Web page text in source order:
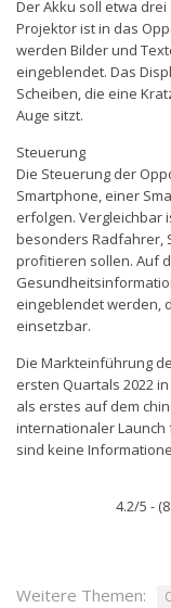
Der Akku soll etwa
Projektor ist in das
werden Bilder und
eingeblendet. Das
Scheiben, die eine
Auge sitzt.
Steuerung
Die Steuerung der
Smartphone, einer
erfolgen. Vergleichbar
besonders Radfahrer,
profitieren sollen. Auf
eingeblendet werden,
einsetzbar.
Die Markteinführung
ersten Quartals 2022
als erstes auf dem
internationaler Launch
sind keine
4.2/5 -
Weitere Themen: